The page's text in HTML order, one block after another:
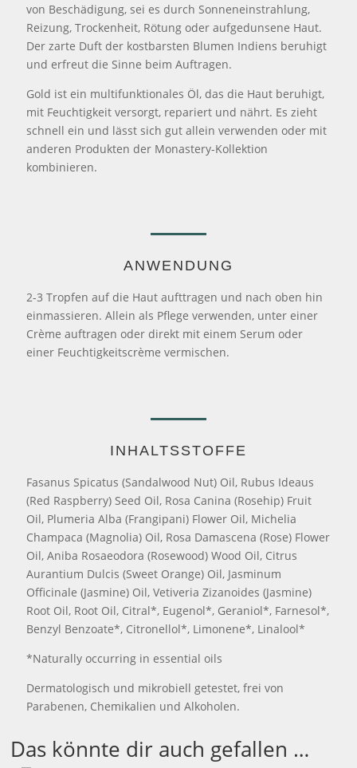
von Beschädigung, sei es durch Sonneneinstrahlung,
Reizung, Trockenheit, Rötung oder aufgedunsene Haut.
Der zarte Duft der kostbarsten Blumen Indiens beruhigt
und erfreut die Sinne beim Auftragen.
Gold ist ein multifunktionales Öl, das die Haut beruhigt,
mit Feuchtigkeit versorgt, repariert und nährt. Es zieht
schnell ein und lässt sich gut allein verwenden oder mit
anderen Produkten der Monastery-Kollektion
kombinieren.
ANWENDUNG
2-3 Tropfen auf die Haut aufttragen und nach oben hin
einmassieren. Allein als Pflege verwenden, unter einer
Crème auftragen oder direkt mit einem Serum oder
einer Feuchtigkeitscrème vermischen.
INHALTSSTOFFE
Fasanus Spicatus (Sandalwood Nut) Oil, Rubus Ideaus
(Red Raspberry) Seed Oil, Rosa Canina (Rosehip) Fruit
Oil, Plumeria Alba (Frangipani) Flower Oil, Michelia
Champaca (Magnolia) Oil, Rosa Damascena (Rose) Flower
Oil, Aniba Rosaeodora (Rosewood) Wood Oil, Citrus
Aurantium Dulcis (Sweet Orange) Oil, Jasminum
Officinale (Jasmine) Oil, Vetiveria Zizanoides (Jasmine)
Root Oil, Root Oil, Citral*, Eugenol*, Geraniol*, Farnesol*,
Benzyl Benzoate*, Citronellol*, Limonene*, Linalool*
*Naturally occurring in essential oils
Dermatologisch und mikrobiell getestet, frei von
Parabenen, Chemikalien und Alkoholen.
Das könnte dir auch gefallen …